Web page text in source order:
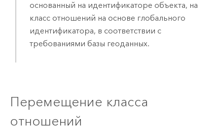
основанный на идентификаторе объекта, на
класс отношений на основе глобального
идентификатора, в соответствии с
требованиями базы геоданных.
Перемещение класса
отношений